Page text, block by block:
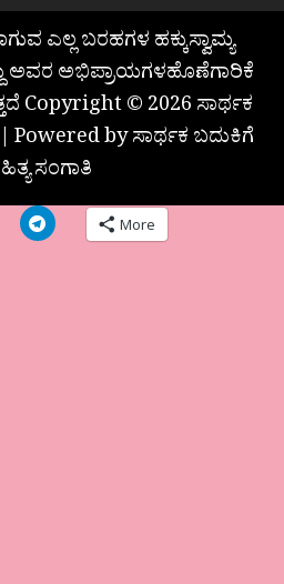
ಎಲ್ಲ ಬರಹಗಳ ಹಕ್ಕುಸ್ವಾಮ್ಯ
ಅವರ ಅಭಿಪ್ರಾಯಗಳಹೊಣೆಗಾರಿಕೆ
Copyright © 2026 ಸಾರ್ಥಕ
Powered by ಸಾರ್ಥಕ ಬದುಕಿಗೆ
ಸಂಗಾತಿ
More